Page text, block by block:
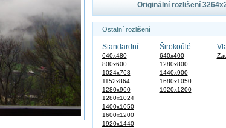
Originální rozlišení
Ostatní rozlišení
Standardní
640x480
800x600
1024x768
1152x864
1280x960
1280x1024
1400x1050
1600x1200
1920x1440
Širokoúlé
640x400
1280x800
1440x900
1680x1050
1920x1200